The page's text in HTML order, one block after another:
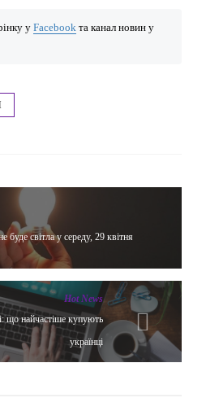
у Facebook та канал новин у
буде світла у середу, 29 квітня
Hot News
що найчастіше купують
українці